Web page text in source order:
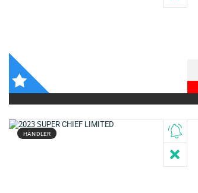
HÄNDLER